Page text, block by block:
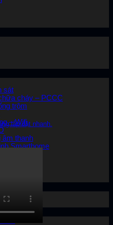
sát
cháy – PCCC
trộm
– Wifi
âm thanh
Smarthome
lắp đặt nhanh.